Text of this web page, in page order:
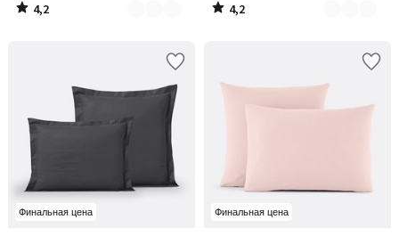
4,2
/
4,2
/
Финальная цена Финальная цена